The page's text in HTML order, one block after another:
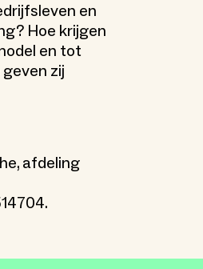
en
Hoe krijgen
en tot
zij
afdeling